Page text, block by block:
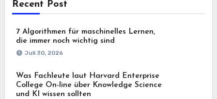
Recent Post
7 Algorithmen für maschinelles Lernen,
die immer noch wichtig sind
Juli 30, 2026
Was Fachleute laut Harvard Enterprise
College On-line über Knowledge Science
und KI wissen sollten